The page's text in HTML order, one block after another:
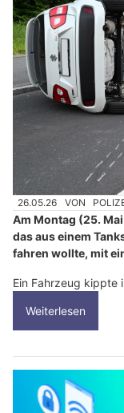
26.05.26 VON
Am Montag (25.
das aus einem
fahren wollte, mit
Ein Fahrzeug kippte
Weiterlesen